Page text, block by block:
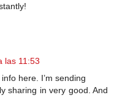
las 11:53
here. I’m sending
sharing in very good. And